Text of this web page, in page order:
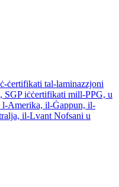
ċertifikati tal-laminazzjoni
iċċertifikati mill-PPG, u
Amerika, il-Ġappun, il-
il-Lvant Nofsani u